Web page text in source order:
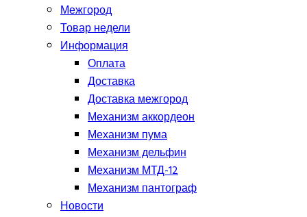
Межгород
Товар недели
Информация
Оплата
Доставка
Доставка межгород
Механизм аккордеон
Механизм пума
Механизм дельфин
Механизм МТД-12
Механизм пантограф
Новости